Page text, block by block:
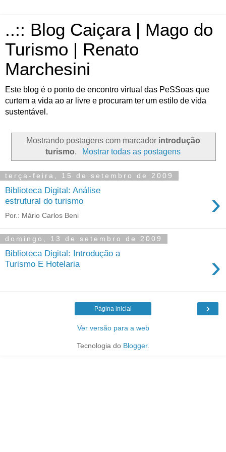
..:: Blog Caiçara | Mago do
Turismo | Renato
Marchesini
Este blog é o ponto de encontro virtual das PeSSoas que
curtem a vida ao ar livre e procuram ter um estilo de vida
sustentável.
Mostrando postagens com marcador introdução
turismo. Mostrar todas as postagens
terça-feira, 15 de setembro de 2009
Biblioteca Digital: Análise
estrutural do turismo
›
Por.: Mário Carlos Beni
domingo, 13 de setembro de 2009
Biblioteca Digital: Introdução a
Turismo E Hotelaria
›
›
Página inicial
Ver versão para a web
Tecnologia do Blogger.